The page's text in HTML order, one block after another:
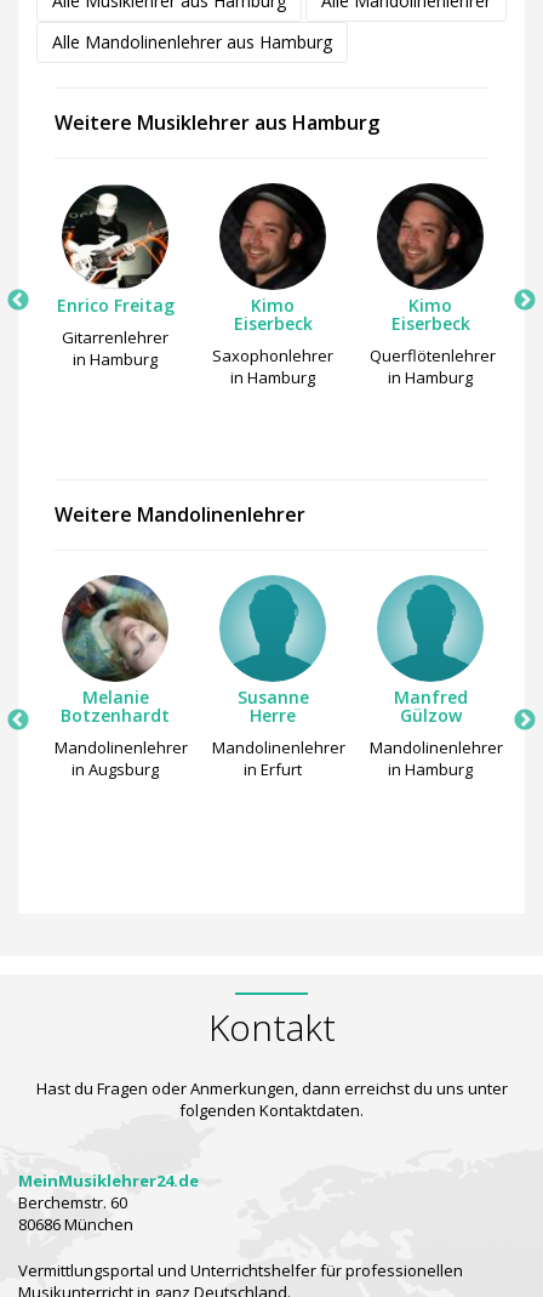
Alle Mandolinenlehrer aus Hamburg
Weitere Musiklehrer aus Hamburg
Enrico Freitag
Gitarrenlehrer
in Hamburg
Kimo
Eiserbeck
Saxophonlehrer
in Hamburg
Kimo
Eiserbeck
Querflötenlehrer
in Hamburg
Weitere Mandolinenlehrer
Melanie
Botzenhardt
Mandolinenlehrer
in Augsburg
Susanne
Herre
Mandolinenlehrer
in Erfurt
Manfred
Gülzow
Mandolinenlehrer
in Hamburg
Kontakt
Hast du Fragen oder Anmerkungen, dann erreichst du uns unter
folgenden Kontaktdaten.
MeinMusiklehrer24.de
Berchemstr. 60
80686 München
Vermittlungsportal und Unterrichtshelfer für professionellen
Musikunterricht in ganz Deutschland.